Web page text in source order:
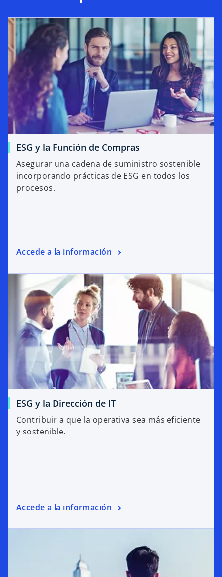
ESG y la Función de Compras
Asegurar una cadena de suministro sostenible
incorporando prácticas de ESG en todos los
procesos.
Accede a la información
ESG y la Dirección de IT
Contribuir a que la operativa sea más eficiente
y sostenible.
Accede a la información